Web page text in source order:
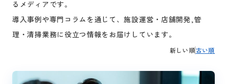
るメディアです。
導入事例や専門コラムを通じて、施設運営・店舗開発,管
理・清掃業務に役立つ情報をお届けしています。
新しい順古い順